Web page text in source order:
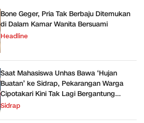
Bone Geger, Pria Tak Berbaju Ditemukan
di Dalam Kamar Wanita Bersuami
Headline
Saat Mahasiswa Unhas Bawa ‘Hujan
Buatan’ ke Sidrap, Pekarangan Warga
Cipotakari Kini Tak Lagi Bergantung
Ember
Sidrap